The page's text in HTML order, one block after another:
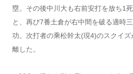
塁。その後中川大も右前安打を放ち1
と、再び7番土倉が右中間を破る適時
功。次打者の乘松幹太(現4)のスクイズ
離した。